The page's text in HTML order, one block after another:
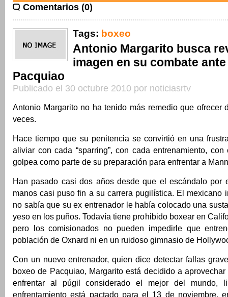
Comentarios (0)
Tags: boxeo
Antonio Margarito busca
imagen en su combate
Pacquiao
Publicado el 30 octubre 2010 por noticiasrtv
Antonio Margarito no ha tenido más remedio que ofrecer
veces.
Hace tiempo que su penitencia se convirtió en una
aliviar con cada “sparring”, con cada entrenamiento,
golpea como parte de su preparación para enfrentar a
Han pasado casi dos años desde que el escándalo por
manos casi puso fin a su carrera pugilística. El mexicano
no sabía que su ex entrenador le había colocado una
yeso en los puños. Todavía tiene prohibido boxear en
pero los comisionados no pueden impedirle que
población de Oxnard ni en un ruidoso gimnasio de
Con un nuevo entrenador, quien dice detectar fallas
boxeo de Pacquiao, Margarito está decidido a
enfrentar al púgil considerado el mejor del mundo,
enfrentamiento está pactado para el 13 de noviembre,